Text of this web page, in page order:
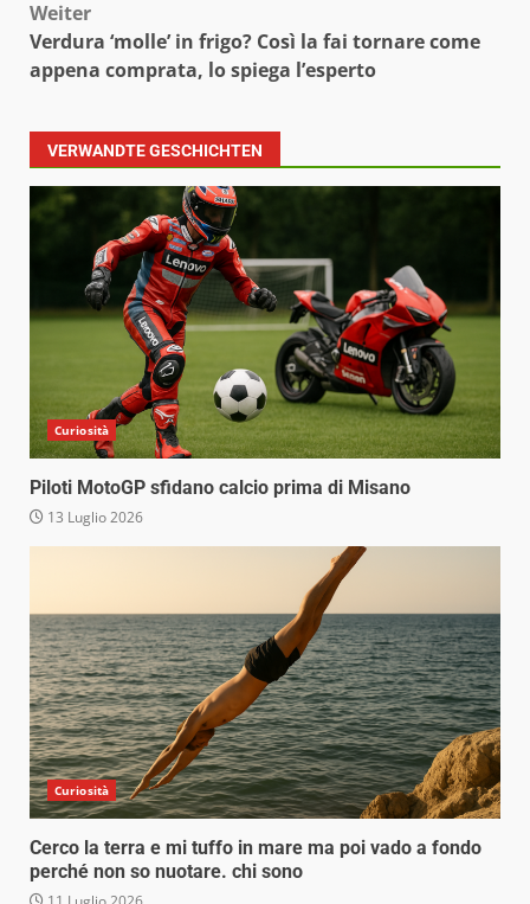
Weiter
Verdura ‘molle’ in frigo? Così la fai tornare come
appena comprata, lo spiega l’esperto
VERWANDTE GESCHICHTEN
Curiosità
Piloti MotoGP sfidano calcio prima di Misano
13 Luglio 2026
Curiosità
Cerco la terra e mi tuffo in mare ma poi vado a fondo
perché non so nuotare. chi sono